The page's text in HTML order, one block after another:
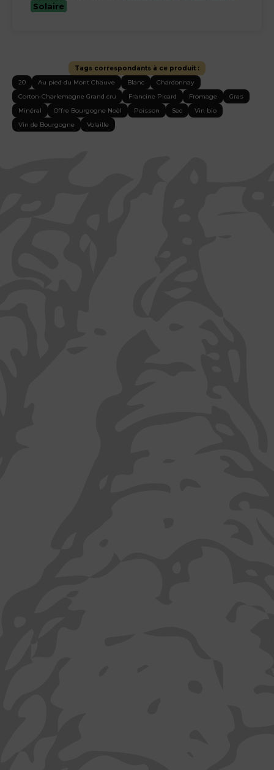
Solaire
Tags correspondants à ce produit :
20
Au pied du Mont Chauve Blanc
Chardonnay
Corton-Charlemagne Grand cru
Francine Picard Fromage
Gras
Minéral
Offre Bourgogne Noël Poisson Sec
Vin bio
Vin de Bourgogne
Volaille